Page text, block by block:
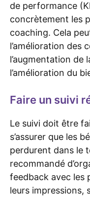
de performance
concrètement les
coaching. Cela
l’amélioration des
l’augmentation de
l’amélioration du
Faire un suivi
Le suivi doit être
s’assurer que les
perdurent dans le
recommandé
feedback avec les
leurs impressions,